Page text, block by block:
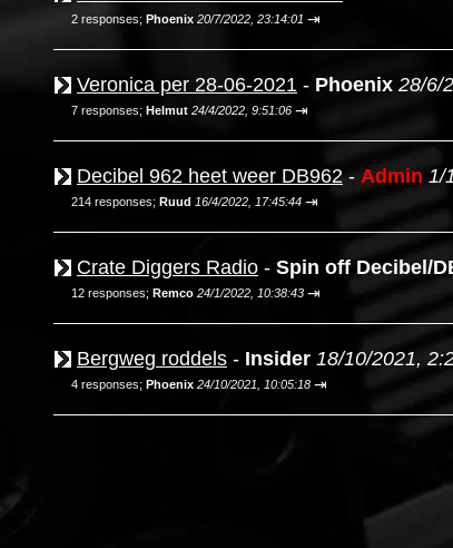
2 responses; Phoenix 20/7/2022, 23:14:01 ⇥
Veronica per 28-06-2021 - Phoenix 28/6/
7 responses; Helmut 24/4/2022, 9:51:06 ⇥
Decibel 962 heet weer DB962 - Admin 1/
214 responses; Ruud 16/4/2022, 17:45:44 ⇥
Crate Diggers Radio - Spin off Decibel/
12 responses; Remco 24/1/2022, 10:38:43 ⇥
Bergweg roddels - Insider 18/10/2021,
4 responses; Phoenix 24/10/2021, 10:05:18 ⇥